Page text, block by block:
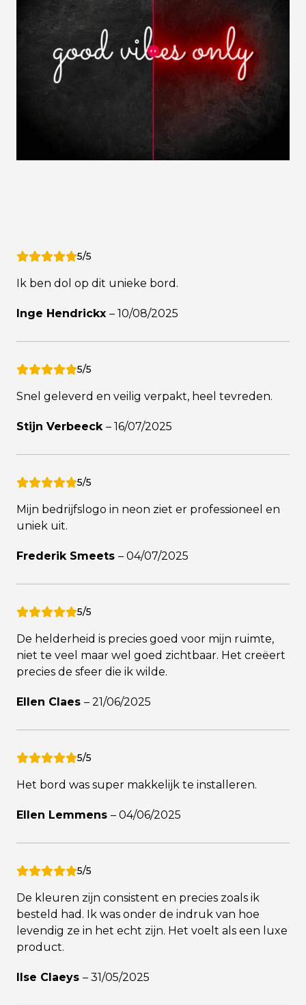
5/5
Ik ben dol op dit unieke bord.
Inge Hendrickx – 10/08/2025
5/5
Snel geleverd en veilig verpakt, heel tevreden.
Stijn Verbeeck – 16/07/2025
5/5
Mijn bedrijfslogo in neon ziet er professioneel en
uniek uit.
Frederik Smeets – 04/07/2025
5/5
De helderheid is precies goed voor mijn ruimte,
niet te veel maar wel goed zichtbaar. Het creëert
precies de sfeer die ik wilde.
Ellen Claes – 21/06/2025
5/5
Het bord was super makkelijk te installeren.
Ellen Lemmens – 04/06/2025
5/5
De kleuren zijn consistent en precies zoals ik
besteld had. Ik was onder de indruk van hoe
levendig ze in het echt zijn. Het voelt als een luxe
product.
Ilse Claeys – 31/05/2025